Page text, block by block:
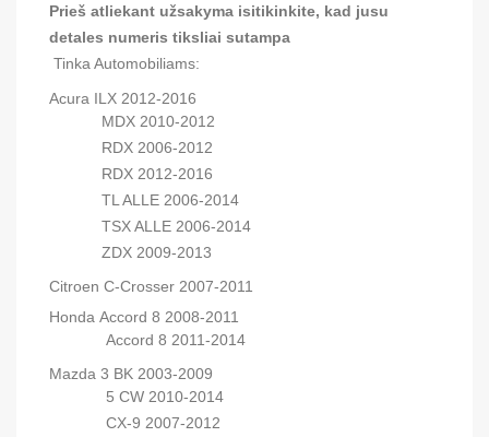
Prieš atliekant užsakyma isitikinkite, kad jusu
detales numeris tiksliai sutampa
Acura ILX 2012-2016
MDX 2010-2012
RDX 2006-2012
RDX 2012-2016
TL ALLE 2006-2014
TSX ALLE 2006-2014
ZDX 2009-2013
Citroen C-Crosser 2007-2011
Honda Accord 8 2008-2011
Accord 8 2011-2014
Mazda 3 BK 2003-2009
5 CW 2010-2014
CX-9 2007-2012